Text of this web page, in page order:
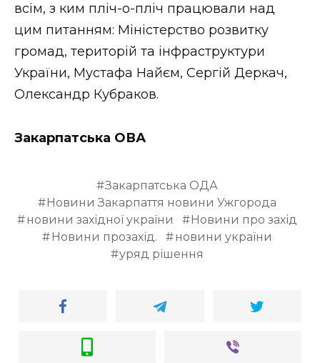
всім, з ким пліч-о-пліч працювали над
цим питанням: Міністерство розвитку
громад, територій та інфраструктури
України, Мустафа Найєм, Сергій Деркач,
Олександр Кубраков.
Закарпатська ОВА
Закарпатська ОДА
Новини Закарпаття новини Ужгорода
новини західної україни
Новини про захід
Новини прозахід.
новини україни
уряд рішення